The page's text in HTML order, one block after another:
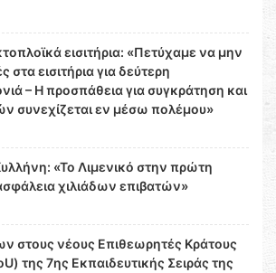
εισιτήρια: «Πετύχαμε να μην
στα εισιτήρια για δεύτερη
– Η προσπάθεια για συγκράτηση και
συνεχίζεται εν μέσω πολέμου»
«Το Λιμενικό στην πρώτη
χιλιάδων επιβατών»
στους νέους Επιθεωρητές Κράτους
της 7ης Εκπαιδευτικής Σειράς της